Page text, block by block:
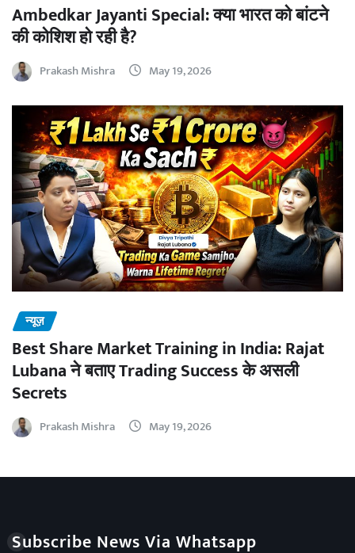
Ambedkar Jayanti Special: क्या भारत को बांटने
की कोशिश हो रही है?
Prakash Mishra May 19, 2026
न्यूज़
Best Share Market Training in India: Rajat
Lubana ने बताए Trading Success के असली
Secrets
Prakash Mishra May 19, 2026
Subscribe News Via Whatsapp